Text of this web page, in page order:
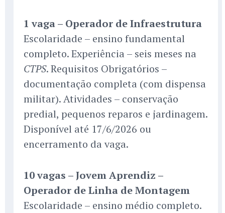
1 vaga – Operador de Infraestrutura
Escolaridade – ensino fundamental
completo. Experiência – seis meses na
CTPS. Requisitos Obrigatórios –
documentação completa (com dispensa
militar). Atividades – conservação
predial, pequenos reparos e jardinagem.
Disponível até 17/6/2026 ou
encerramento da vaga.
10 vagas – Jovem Aprendiz –
Operador de Linha de Montagem
Escolaridade – ensino médio completo.